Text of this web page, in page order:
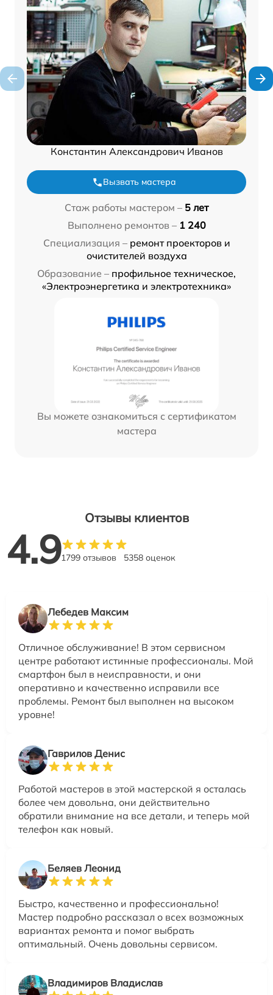
Константин Александрович Иванов
Вызвать мастера
Стаж работы мастером – 5 лет
Выполнено ремонтов – 1 240
Специализация – ремонт проекторов и
очистителей воздуха
Образование – профильное техническое,
«Электроэнергетика и электротехника»
Вы можете ознакомиться с сертификатом
мастера
Отзывы клиентов
4.91799 отзывов 5358 оценок
Лебедев Максим
Отличное обслуживание! В этом сервисном
центре работают истинные профессионалы. Мой
смартфон был в неисправности, и они
оперативно и качественно исправили все
проблемы. Ремонт был выполнен на высоком
уровне!
Гаврилов Денис
Работой мастеров в этой мастерской я осталась
более чем довольна, они действительно
обратили внимание на все детали, и теперь мой
телефон как новый.
Беляев Леонид
Быстро, качественно и профессионально!
Мастер подробно рассказал о всех возможных
вариантах ремонта и помог выбрать
оптимальный. Очень довольны сервисом.
Владимиров Владислав